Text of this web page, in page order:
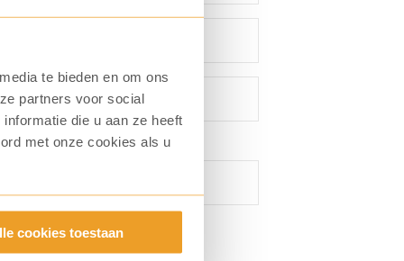
te bieden en om ons
partners voor social
die u aan ze heeft
met onze cookies als u
cookies toestaan